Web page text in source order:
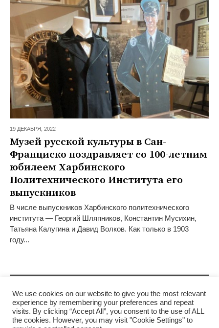
19 ДЕКАБРЯ, 2022
Музей русской культуры в Сан-
Франциско поздравляет со 100-летним
юбилеем Харбинского
Политехнического Института его
выпускников
В числе выпускников Харбинского политехнического
института — Георгий Шляпников, Константин Мусихин,
Татьяна Калугина и Давид Волков. Как только в 1903
году...
We use cookies on our website to give you the most relevant
experience by remembering your preferences and repeat
visits. By clicking “Accept All”, you consent to the use of ALL
the cookies. However, you may visit "Cookie Settings" to